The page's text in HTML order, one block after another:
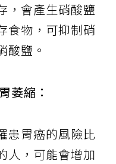
，會產生硝酸鹽
食物，可抑制硝
酸鹽。
萎縮：
患胃癌的風險比
人，可能會增加